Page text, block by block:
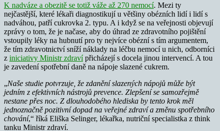
K nadváze a obezitě se totiž váže až 270 nemocí. Mezi ty
nejčastější, které lékaři diagnostikují u většiny obézních lidí i lidí s
nadváhou, patří cukrovka 2. typu. A i když se na veřejnosti objevují
zprávy o tom, že je načase, aby do úhrad ze zdravotního pojištění
vstoupily léky na hubnutí pro ty nejvíce obézní s tím argumentem,
že tím zdravotnictví sníží náklady na léčbu nemocí u nich, odborníci
z iniciativy Ministr zdravípřicházejí s docela jinou intervencí. A tou
je zavedení spotřební daně na nápoje slazené cukrem.
„Naše studie potvrzuje, že zdanění slazených nápojů může být
jedním z efektivních nástrojů prevence. Zlepšení se samozřejmě
nestane přes noc. Z dlouhodobého hlediska by tento krok měl
jednoznačně pozitivní dopad na veřejné zdraví a změnu spotřebního
chování,“ říká Eliška Selinger, lékařka, nutriční specialistka z think
tanku Ministr zdraví.